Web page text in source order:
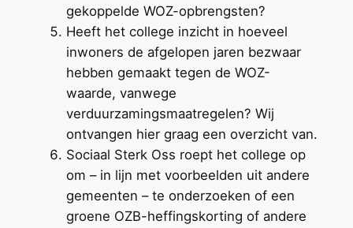
gekoppelde WOZ-opbrengsten?
Heeft het college inzicht in hoeveel
inwoners de afgelopen jaren bezwaar
hebben gemaakt tegen de WOZ-
waarde, vanwege
verduurzamingsmaatregelen? Wij
ontvangen hier graag een overzicht van.
Sociaal Sterk Oss roept het college op
om – in lijn met voorbeelden uit andere
gemeenten – te onderzoeken of een
groene OZB-heffingskorting of andere